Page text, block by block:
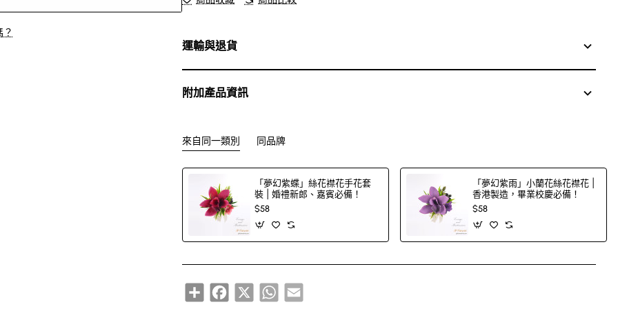
運輸與退貨
附加產品資訊
來自同一類別 同品牌
「夢幻紫蝶」絲花襟花手花套
裝 | 婚禮新郎、嘉賓必備！
$58
「夢幻紫雨」小蘭花絲花襟花 |
香港製造，畢業校慶必備！
$58
ShareFacebook
X WhatsApp
Email